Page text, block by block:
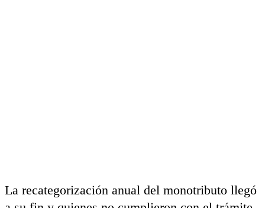
La recategorización anual del monotributo llegó